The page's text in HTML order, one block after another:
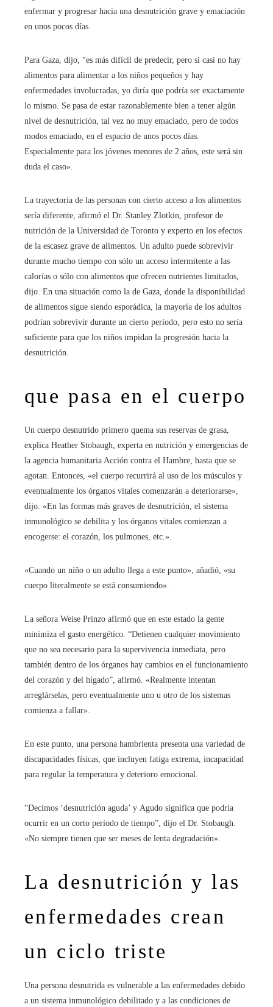
enfermar y progresar hacia una desnutrición grave y emaciación
en unos pocos días.
Para Gaza, dijo, “es más difícil de predecir, pero si casi no hay
alimentos para alimentar a los niños pequeños y hay
enfermedades involucradas, yo diría que podría ser exactamente
lo mismo. Se pasa de estar razonablemente bien a tener algún
nivel de desnutrición, tal vez no muy emaciado, pero de todos
modos emaciado, en el espacio de unos pocos días.
Especialmente para los jóvenes menores de 2 años, este será sin
duda el caso».
La trayectoria de las personas con cierto acceso a los alimentos
sería diferente, afirmó el Dr. Stanley Zlotkin, profesor de
nutrición de la Universidad de Toronto y experto en los efectos
de la escasez grave de alimentos. Un adulto puede sobrevivir
durante mucho tiempo con sólo un acceso intermitente a las
calorías o sólo con alimentos que ofrecen nutrientes limitados,
dijo. En una situación como la de Gaza, donde la disponibilidad
de alimentos sigue siendo esporádica, la mayoría de los adultos
podrían sobrevivir durante un cierto período, pero esto no sería
suficiente para que los niños impidan la progresión hacia la
desnutrición.
que pasa en el cuerpo
Un cuerpo desnutrido primero quema sus reservas de grasa,
explica Heather Stobaugh, experta en nutrición y emergencias de
la agencia humanitaria Acción contra el Hambre, hasta que se
agotan. Entonces, «el cuerpo recurrirá al uso de los músculos y
eventualmente los órganos vitales comenzarán a deteriorarse»,
dijo. «En las formas más graves de desnutrición, el sistema
inmunológico se debilita y los órganos vitales comienzan a
encogerse: el corazón, los pulmones, etc.».
«Cuando un niño o un adulto llega a este punto», añadió, «su
cuerpo literalmente se está consumiendo».
La señora Weise Prinzo afirmó que en este estado la gente
minimiza el gasto energético. “Detienen cualquier movimiento
que no sea necesario para la supervivencia inmediata, pero
también dentro de los órganos hay cambios en el funcionamiento
del corazón y del hígado”, afirmó. «Realmente intentan
arreglárselas, pero eventualmente uno u otro de los sistemas
comienza a fallar».
En este punto, una persona hambrienta presenta una variedad de
discapacidades físicas, que incluyen fatiga extrema, incapacidad
para regular la temperatura y deterioro emocional.
“Decimos ‘desnutrición aguda’ y Agudo significa que podría
ocurrir en un corto período de tiempo”, dijo el Dr. Stobaugh.
«No siempre tienen que ser meses de lenta degradación».
La desnutrición y las
enfermedades crean
un ciclo triste
Una persona desnutrida es vulnerable a las enfermedades debido
a un sistema inmunológico debilitado y a las condiciones de